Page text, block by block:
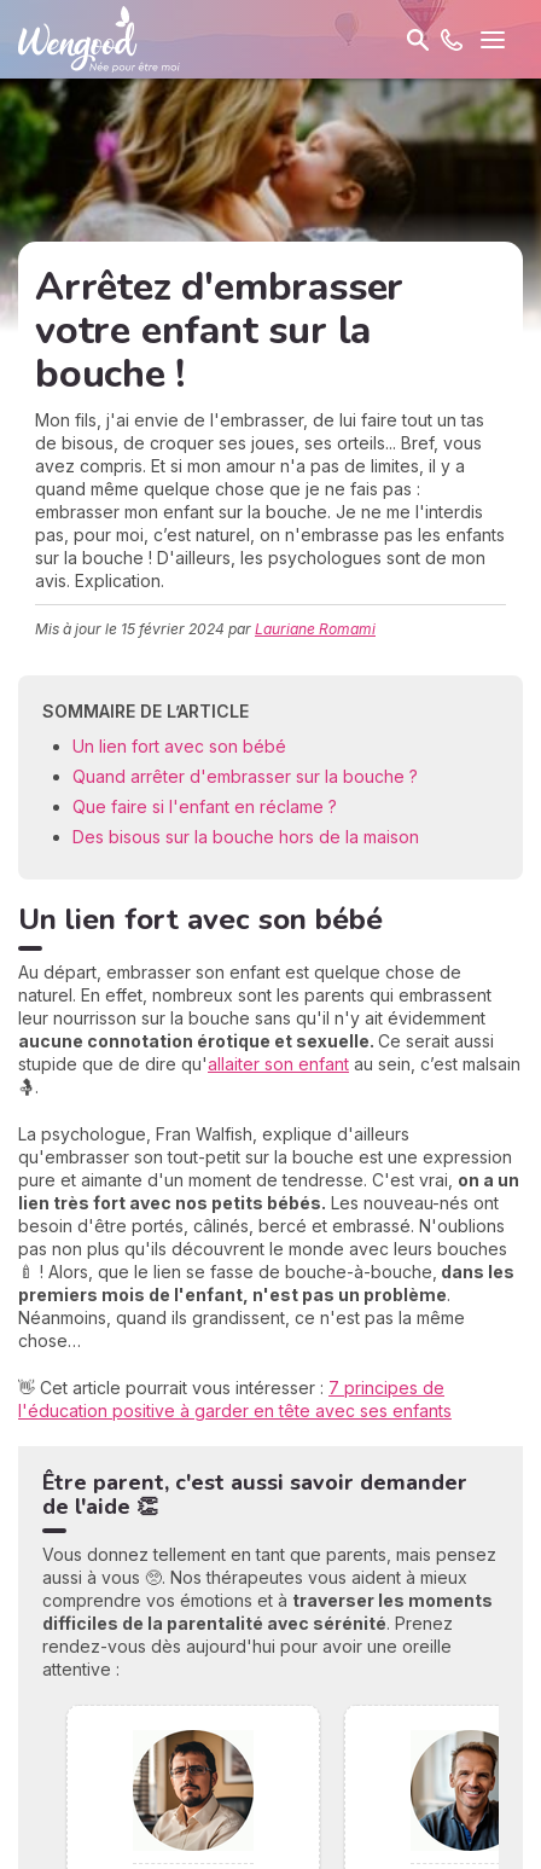
Arrêtez d'embrasser
votre enfant sur la
bouche !
Mon fils, j'ai envie de l'embrasser, de lui faire tout un tas
de bisous, de croquer ses joues, ses orteils... Bref, vous
avez compris. Et si mon amour n'a pas de limites, il y a
quand même quelque chose que je ne fais pas :
embrasser mon enfant sur la bouche. Je ne me l'interdis
pas, pour moi, c’est naturel, on n'embrasse pas les enfants
sur la bouche ! D'ailleurs, les psychologues sont de mon
avis. Explication.
Mis à jour le 15 février 2024 par Lauriane Romami
SOMMAIRE DE L’ARTICLE
Un lien fort avec son bébé
Quand arrêter d'embrasser sur la bouche ?
Que faire si l'enfant en réclame ?
Des bisous sur la bouche hors de la maison
Un lien fort avec son bébé
Au départ, embrasser son enfant est quelque chose de
naturel. En effet, nombreux sont les parents qui embrassent
leur nourrisson sur la bouche sans qu'il n'y ait évidemment
aucune connotation érotique et sexuelle. Ce serait aussi
stupide que de dire qu'allaiter son enfant au sein, c’est malsain
🤱.
La psychologue, Fran Walfish, explique d'ailleurs
qu'embrasser son tout-petit sur la bouche est une expression
pure et aimante d'un moment de tendresse. C'est vrai, on a un
lien très fort avec nos petits bébés. Les nouveau-nés ont
besoin d'être portés, câlinés, bercé et embrassé. N'oublions
pas non plus qu'ils découvrent le monde avec leurs bouches
🍼 ! Alors, que le lien se fasse de bouche-à-bouche, dans les
premiers mois de l'enfant, n'est pas un problème.
Néanmoins, quand ils grandissent, ce n'est pas la même
chose…
👋 Cet article pourrait vous intéresser : 7 principes de
l'éducation positive à garder en tête avec ses enfants
Être parent, c'est aussi savoir demander
de l'aide 👏
Vous donnez tellement en tant que parents, mais pensez
aussi à vous 🥺. Nos thérapeutes vous aident à mieux
comprendre vos émotions et à traverser les moments
difficiles de la parentalité avec sérénité. Prenez
rendez-vous dès aujourd'hui pour avoir une oreille
attentive :